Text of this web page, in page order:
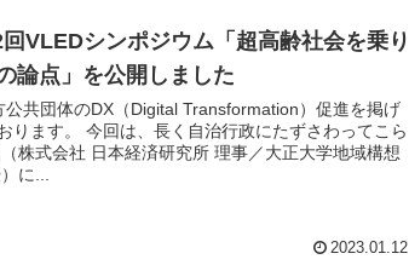
VLEDシンポジウム「超高齢社会を乗り
論点」を公開しました
公共団体のDX（Digital Transformation）促進を掲げ
ります。 今回は、長く自治行政にたずさわってこら
株式会社 日本経済研究所 理事／大正大学地域構想
に...
2023.01.12